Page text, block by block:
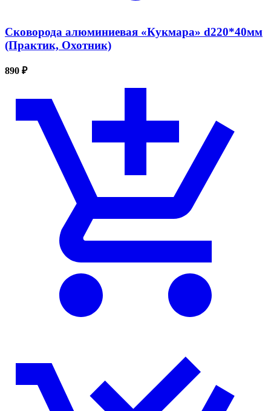
Сковорода алюминиевая «Кукмара» d220*40мм
(Практик, Охотник)
890 ₽